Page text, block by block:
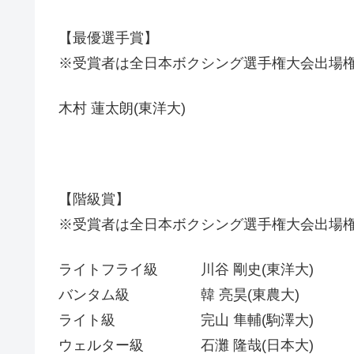
【最優選手賞】
※受賞者は全日本ボクシング選手権大会出場
木村 蓮太朗(東洋大)
【階級賞】
※受賞者は全日本ボクシング選手権大会出場
ライトフライ級 川谷 剛史(東洋大)
バンタム級 韓 亮昊(東農大)
ライト級 完山 隼輔(駒澤大)
ウェルター級 石灘 隆哉(日本大)